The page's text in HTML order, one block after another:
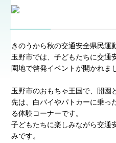
きのうから秋の交通安全県民運
玉野市では、子どもたちに交通
園地で啓発イベントが開かれま
玉野市のおもちゃ王国で、開園
先は、白バイやパトカーに乗っ
る体験コーナーです。
子どもたちに楽しみながら交通
みです。